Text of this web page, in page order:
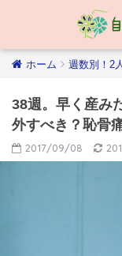
ホーム 週数別！2
38週。早く産み
外すべき？恥骨
2017/09/08